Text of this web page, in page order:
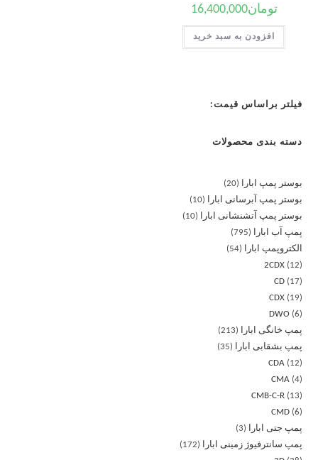
تومان16,400,000
افزودن به سبد خرید
فیلتر براساس قیمت:
دسته بندی محصولات
بوستر پمپ ابارا
20
بوستر پمپ آبرسانی ابارا
10
بوستر پمپ آتشنشانی ابارا
10
پمپ آب ابارا
795
الکتروپمپ ابارا
54
2CDX
12
CD
17
CDX
19
DWO
6
پمپ خانگی ابارا
213
پمپ بشقابی ابارا
35
CDA
12
CMA 4
CMB-C-R
13
CMD 6
پمپ جتی ابارا
3
پمپ سانترفیوژ زمینی ابارا
172